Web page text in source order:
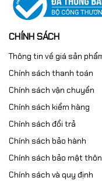
CHÍNH SÁCH
Thông tin về giá sản
Chính sách thanh toán
Chính sách vận chuyển
Chính sách kiểm hàng
Chính sách đổi trả
Chính sách bảo hành
Chính sách bảo mật
Chính sách và quy định